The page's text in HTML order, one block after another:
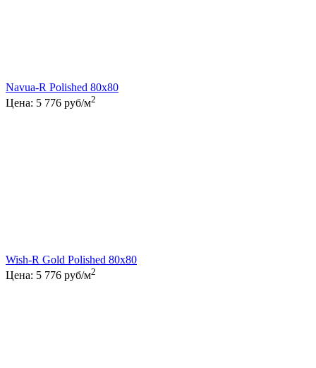
Navua-R Polished 80x80
Цена: 5 776 руб/м2
Wish-R Gold Polished 80x80
Цена: 5 776 руб/м2